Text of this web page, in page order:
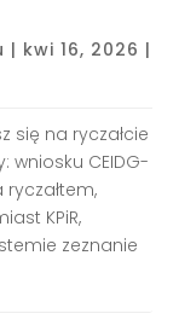
| kwi 16, 2026 |
się na ryczałcie
wniosku CEIDG-
KPiR,
zeznanie